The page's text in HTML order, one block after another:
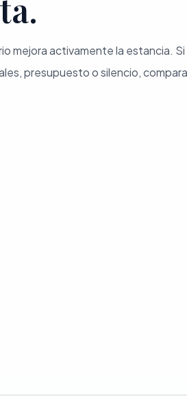
mejora activamente la estancia. Si
presupuesto o silencio,